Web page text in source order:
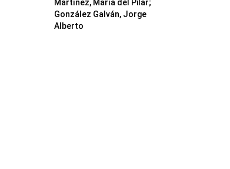
Martínez, María del Pilar;
González Galván, Jorge
Alberto